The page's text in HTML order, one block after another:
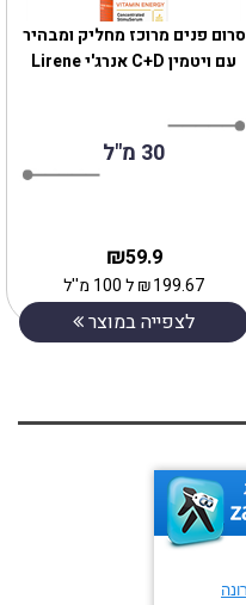
‎סרום פנים מרוכז מחליק ומבהיר
עם ויטמין C+D אנרג'י Lirene
30 מ"ל
59.9
₪
199.67
₪ל 100 מ''ל
לצפייה במוצר